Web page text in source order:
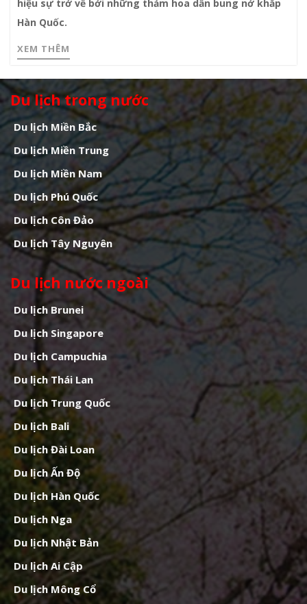
hiệu sự trở về bởi những thảm hoa dần bung nở khắp
Hàn Quốc.
XEM THÊM
Du lịch trong nước
Du lịch Miền Bắc
Du lịch Miền Trung
Du lịch Miền Nam
Du lịch Phú Quốc
Du lịch Côn Đảo
Du lịch Tây Nguyên
Du lịch nước ngoài
Du lịch Brunei
Du lịch Singapore
Du lịch Campuchia
Du lịch Thái Lan
Du lịch Trung Quốc
Du lịch Bali
Du lịch Đài Loan
Du lịch Ấn Độ
Du lịch Hàn Quốc
Du lịch Nga
Du lịch Nhật Bản
Du lịch Ai Cập
Du lịch Mông Cổ